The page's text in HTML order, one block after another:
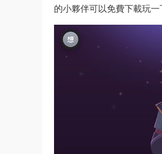
的小夥伴可以免費下載玩一